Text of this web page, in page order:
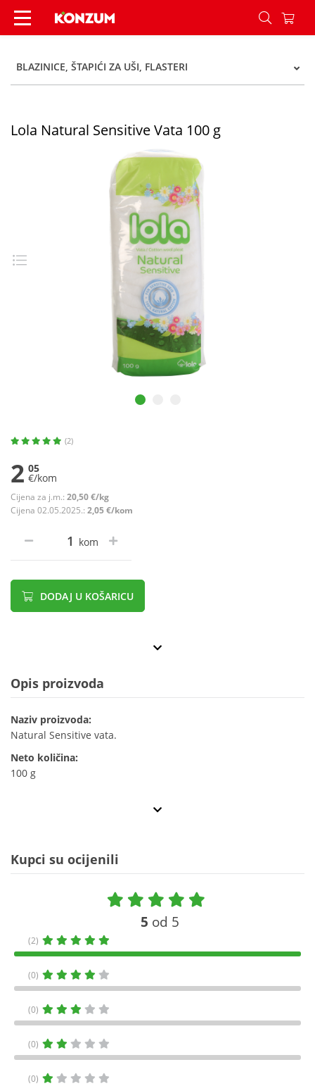
Lola Natural Sensitive Vata 100 g - Konzum
BLAZINICE, ŠTAPIĆI ZA UŠI, FLASTERI
Lola Natural Sensitive Vata 100 g
(2)
2 05
€/kom
Cijena za j.m.: 20,50 €/kg
Cijena 02.05.2025.: 2,05 €/kom
kom
DODAJ U KOŠARICU
Opis proizvoda
Naziv proizvoda:
Natural Sensitive vata.
Neto količina:
100 g
Kupci su ocijenili
5 od 5
(2)
(0)
(0)
(0)
(0)